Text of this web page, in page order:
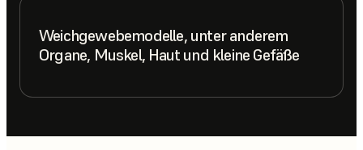
Weichgewebemodelle, unter anderem
Organe, Muskel, Haut und kleine Gefäße